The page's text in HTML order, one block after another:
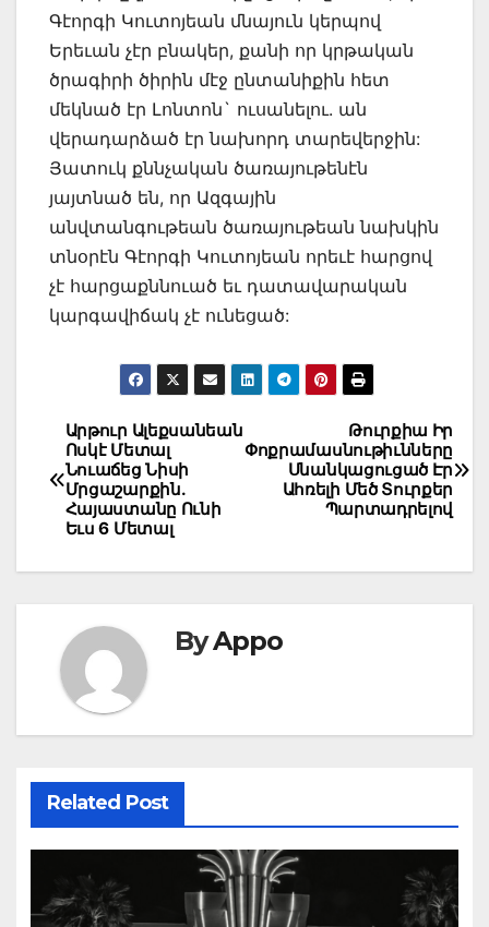
Գէորգի Կուտոյեան մնայուն կերպով
Երեւան չէր բնակեր, քանի որ կրթական
ծրագիրի ծիրին մէջ ընտանիքին հետ
մեկնած էր Լոնտոն` ուսանելու. ան
վերադարձած էր նախորդ տարեվերջին:
Յատուկ քննչական ծառայութենէն
յայտնած են, որ Ազգային
անվտանգութեան ծառայութեան նախկին
տնօրէն Գէորգի Կուտոյեան որեւէ հարցով
չէ հարցաքննուած եւ դատավարական
կարգավիճակ չէ ունեցած:
Post
navigation
Թուրքիա Իր
Փոքրամասնութիւնները
Սնանկացուցած Էր
Ահռելի Մեծ Տուրքեր
Պարտադրելով
Արթուր Ալեքսանեան
Ոսկէ Մետալ
Նուաճեց Նիսի
Մրցաշարքին.
Հայաստանը Ունի
Եւս 6 Մետալ
ByAppo
Related Post